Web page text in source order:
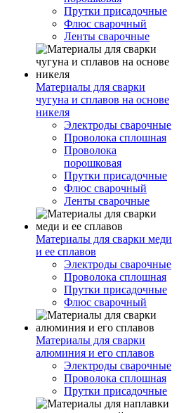
Прутки присадочные
Флюс сварочный
Ленты сварочные
Материалы для сварки
чугуна и сплавов на основе
никеля
Электроды сварочные
Проволока сплошная
Проволока
порошковая
Прутки присадочные
Флюс сварочный
Ленты сварочные
Материалы для сварки меди
и ее сплавов
Электроды сварочные
Проволока сплошная
Прутки присадочные
Флюс сварочный
Материалы для сварки
алюминия и его сплавов
Электроды сварочные
Проволока сплошная
Прутки присадочные